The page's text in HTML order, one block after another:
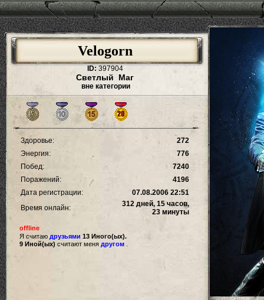
Velogorn
ID: 397904
Светлый Маг
вне категории
Здоровье:
272
Энергия:
776
Побед:
7240
Поражений:
4196
Дата регистрации:
07.08.2006 22:51
Время онлайн:
312 дней, 15 часов,
23 минуты
offline
Я считаю друзьями 13 Иного(ых).
9 Иной(ых) считают меня другом